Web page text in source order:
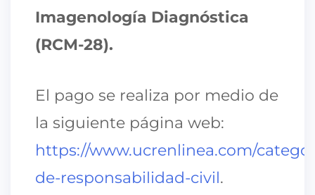
Imagenología Diagnóstica
(RCM-28).
El pago se realiza por medio de
la siguiente página web:
https://www.ucrenlinea.com/
de-responsabilidad-civil.